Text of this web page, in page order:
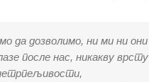
да дозволимо, ни ми ни они
после нас, никакву врсту